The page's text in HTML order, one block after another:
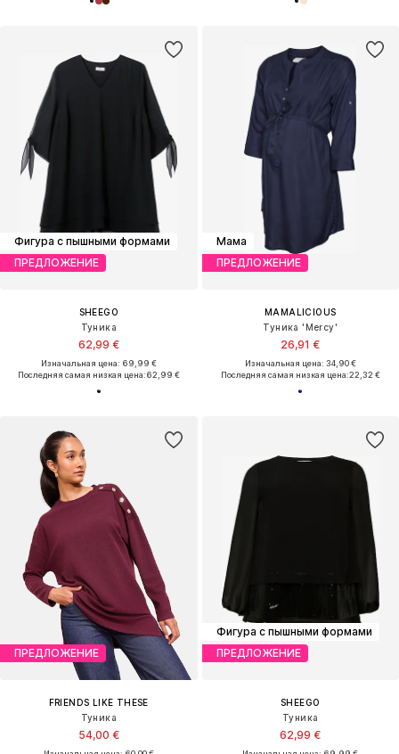
Фигура с пышными формами
ПРЕДЛОЖЕНИЕ
SHEEGO
Туника
62,99 €
Изначальная цена: 69,99 €
Последняя самая низкая цена:62,99 €
Мама
ПРЕДЛОЖЕНИЕ
MAMALICIOUS
Туника 'Mercy'
26,91 €
Изначальная цена: 34,90 €
Последняя самая низкая цена:22,32 €
ПРЕДЛОЖЕНИЕ
FRIENDS LIKE THESE
Туника
54,00 €
Фигура с пышными формами
ПРЕДЛОЖЕНИЕ
SHEEGO
Туника
62,99 €